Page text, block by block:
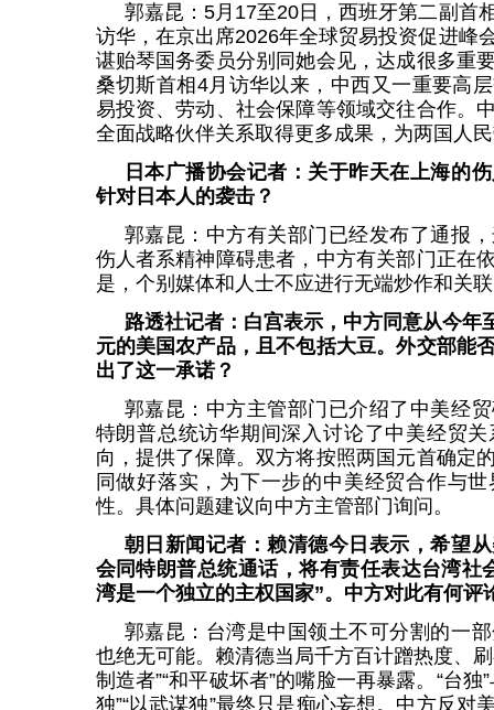
郭嘉昆：5月17至20日，西班牙第二副首
访华，在京出席2026年全球贸易投资促进峰
谌贻琴国务委员分别同她会见，达成很多重
桑切斯首相4月访华以来，中西又一重要高
易投资、劳动、社会保障等领域交往合作。
全面战略伙伴关系取得更多成果，为两国人
日本广播协会记者：关于昨天在上海的
针对日本人的袭击？
郭嘉昆：中方有关部门已经发布了通报
伤人者系精神障碍患者，中方有关部门正在
是，个别媒体和人士不应进行无端炒作和关
路透社记者：白宫表示，中方同意从今年
元的美国农产品，且不包括大豆。外交部能
出了这一承诺？
郭嘉昆：中方主管部门已介绍了中美经
特朗普总统访华期间深入讨论了中美经贸
向，提供了保障。双方将按照两国元首确定
同做好落实，为下一步的中美经贸合作与
性。具体问题建议向中方主管部门询问。
朝日新闻记者：赖清德今日表示，希望
会同特朗普总统通话，将有责任表达台湾社
湾是一个独立的主权国家”。中方对此有何评
郭嘉昆：台湾是中国领土不可分割的一
也绝无可能。赖清德当局千方百计蹭热度、
制造者”“和平破坏者”的嘴脸一再暴露。“台
独”“以武谋独”最终只是痴心妄想。中方反对